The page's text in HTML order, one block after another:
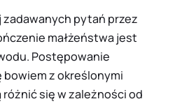
pytań przez
małżeństwa jest
Postępowanie
z określonymi
się w zależności od